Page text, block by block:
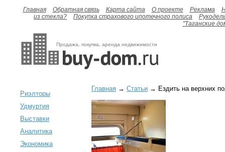
Главная Обратная связь Карта сайта О проекте Реклама
из стекла?
Покупка страхового ипотечного полиса
"Таганские
Продажа, покупка, аренда недвижимости
Риэлторы
Удмуртия
Выставки
Аналитика
Экономика
Главная → Статьи → Ездить на верхних